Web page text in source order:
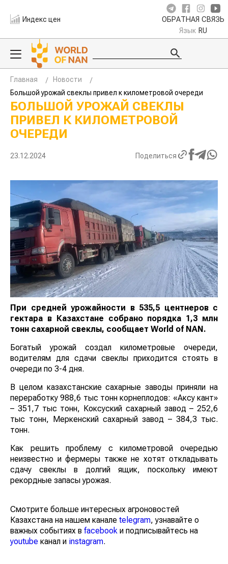
Индекс цен ОБРАТНАЯ СВЯЗЬ
Язык RU
Главная
Новости
Большой урожай свеклы привел к километровой очереди
БОЛЬШОЙ УРОЖАЙ СВЕКЛЫ
ПРИВЕЛ К КИЛОМЕТРОВОЙ
ОЧЕРЕДИ
23.12.2024 Поделиться
При средней урожайности в 535,5 центнеров с
гектара в Казахстане собрано порядка 1,3 млн
тонн сахарной свеклы, сообщает World of NAN.
Богатый урожай создал километровые очереди,
водителям для сдачи свеклы приходится стоять в
очереди по 3-4 дня.
В целом казахстанские сахарные заводы приняли на
переработку 988,6 тыс тонн корнеплодов: «Аксу кант»
– 351,7 тыс тонн, Коксуский сахарный завод – 252,6
тыс тонн, Меркенский сахарный завод – 384,3 тыс.
тонн.
Как решить проблему с километровой очередью
неизвестно и фермеры также не хотят откладывать
сдачу свеклы в долгий ящик, поскольку имеют
рекордные запасы урожая.
Смотрите больше интересных агроновостей
Казахстана на нашем канале telegram, узнавайте о
важных событиях в facebook и подписывайтесь на
youtube канал и instagram.